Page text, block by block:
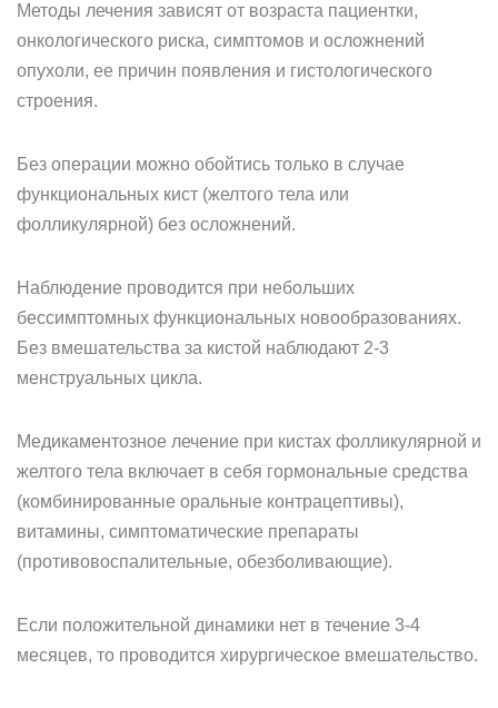
Методы лечения зависят от возраста пациентки,
онкологического риска, симптомов и осложнений
опухоли, ее причин появления и гистологического
строения.
Без операции можно обойтись только в случае
функциональных кист (желтого тела или
фолликулярной) без осложнений.
Наблюдение проводится при небольших
бессимптомных функциональных новообразованиях.
Без вмешательства за кистой наблюдают 2-3
менструальных цикла.
Медикаментозное лечение при кистах фолликулярной и
желтого тела включает в себя гормональные средства
(комбинированные оральные контрацептивы),
витамины, симптоматические препараты
(противовоспалительные, обезболивающие).
Если положительной динамики нет в течение 3-4
месяцев, то проводится хирургическое вмешательство.